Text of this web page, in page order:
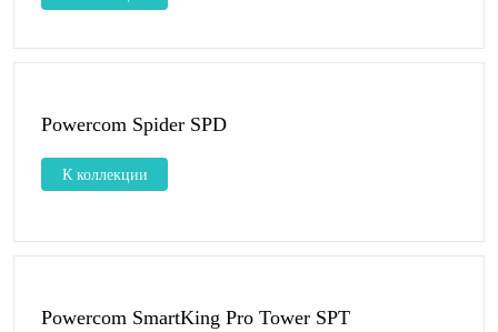
Powercom Spider SPD
К коллекции
Powercom SmartKing Pro Tower SPT